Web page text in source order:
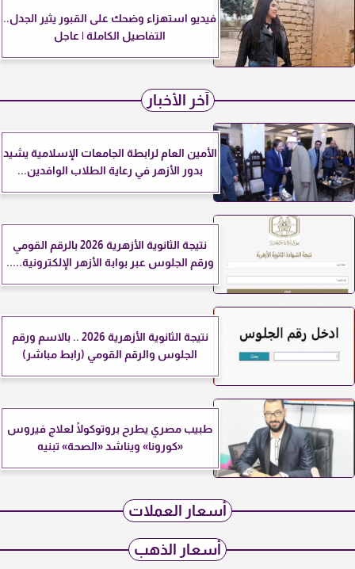
فيديو استهزاء وضحك على القبور يثير الجدل..
التفاصيل الكاملة | عاجل
آخر الأخبار
الأمين العام لرابطة الجامعات الإسلامية يشيد
بدور الأزهر في رعاية الطلاب الوافدين...
نتيجة الثانوية الأزهرية 2026 بالرقم القومي
ورقم الجلوس عبر بوابة الأزهر الإلكترونية.....
نتيجة الثانوية الأزهرية 2026 .. بالاسم ورقم
الجلوس والرقم القومي (رابط مباشر)
طبيب مصري يطرح بروتوكولًا لعلاج فيروس
«كورونا» ويناشد «الصحة» تبنيه
أسعار العملات
أسعار الذهب